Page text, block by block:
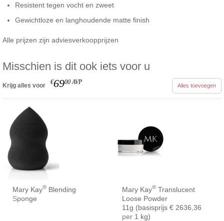
Resistent tegen vocht en zweet
Gewichtloze en langhoudende matte finish
Alle prijzen zijn adviesverkoopprijzen
Misschien is dit ook iets voor u
Krijg alles voor €6900 AVP Alles toevoegen
Mary Kay® Blending
Sponge
Mary Kay® Translucent
Loose Powder
11g (basisprijs € 2636,36
per 1 kg)